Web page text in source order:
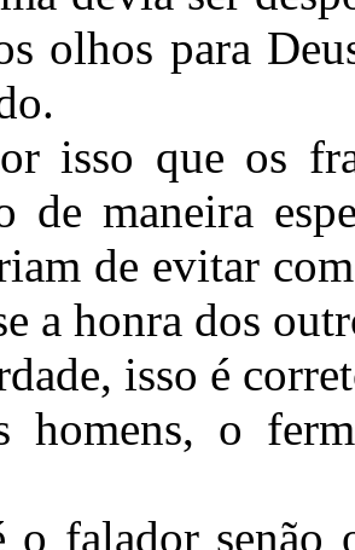
olhos para
isso que os
de maneira
de evitar
a honra dos
isso é
homens, o
o falador senão